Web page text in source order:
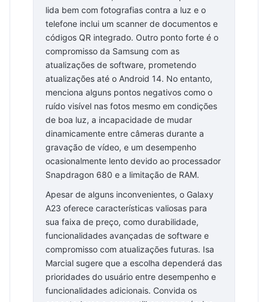
lida bem com fotografias contra a luz e o
telefone inclui um scanner de documentos e
códigos QR integrado. Outro ponto forte é o
compromisso da Samsung com as
atualizações de software, prometendo
atualizações até o Android 14. No entanto,
menciona alguns pontos negativos como o
ruído visível nas fotos mesmo em condições
de boa luz, a incapacidade de mudar
dinamicamente entre câmeras durante a
gravação de vídeo, e um desempenho
ocasionalmente lento devido ao processador
Snapdragon 680 e a limitação de RAM.
Apesar de alguns inconvenientes, o Galaxy
A23 oferece características valiosas para
sua faixa de preço, como durabilidade,
funcionalidades avançadas de software e
compromisso com atualizações futuras. Isa
Marcial sugere que a escolha dependerá das
prioridades do usuário entre desempenho e
funcionalidades adicionais. Convida os